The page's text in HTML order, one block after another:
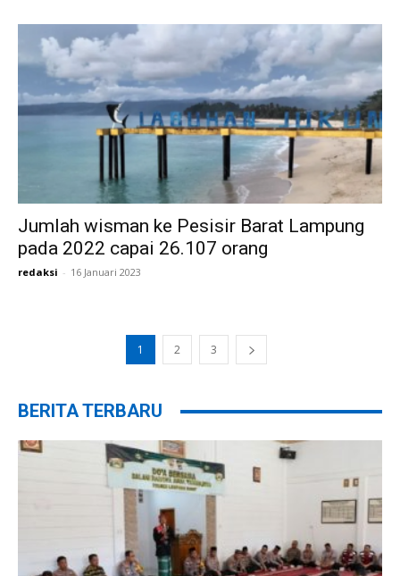
Jumlah wisman ke Pesisir Barat Lampung
pada 2022 capai 26.107 orang
redaksi - 16 Januari 2023
1 2 3
BERITA TERBARU